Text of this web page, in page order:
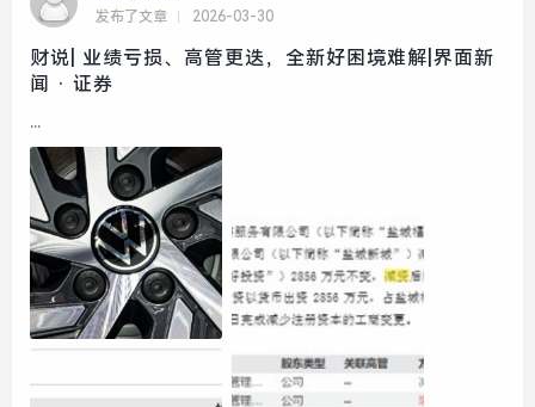
发布了文章 2026-03-30
财说| 业绩亏损、高管更迭，全新好困境难解|界面新
闻 · 证券
...